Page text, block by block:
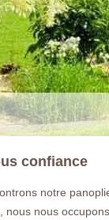
confiance
notre
nous